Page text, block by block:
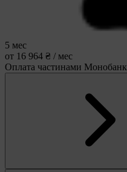
5 мес
от 16 964 ₴ / мес
Оплата частинами Монобанк